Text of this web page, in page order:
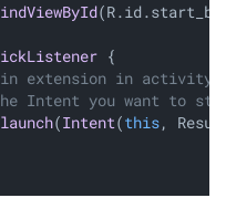
{
extension in activity-
Intent you want to
launch(Intent(this,